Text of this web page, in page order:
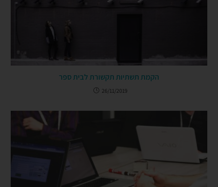
הקמת תשתיות תקשורת לבית ספר
26/11/2019